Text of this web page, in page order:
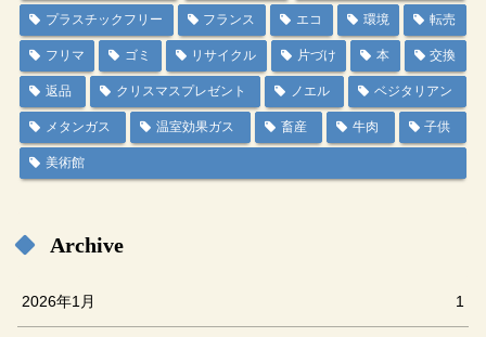
プラスチックフリー フランス エコ 環境 転売
フリマ ゴミ リサイクル 片づけ 本 交換
返品 クリスマスプレゼント ノエル ベジタリアン
メタンガス 温室効果ガス 畜産 牛肉 子供
美術館
Archive
2026年1月 1